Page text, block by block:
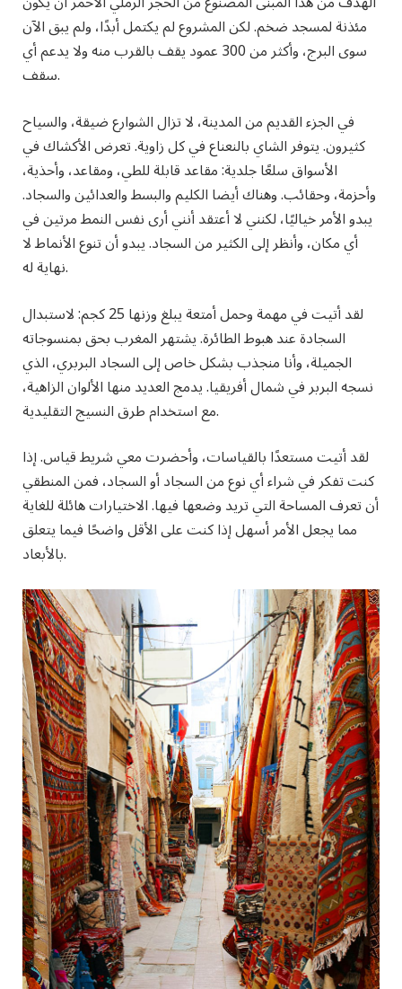
مئذنة لمسجد ضخم. لكن المشروع لم يكتمل أبدًا، ولم يبق الآن
سوى البرج، وأكثر من 300 عمود يقف بالقرب منه ولا يدعم أي
سقف.
في الجزء القديم من المدينة، لا تزال الشوارع ضيقة، والسياح
كثيرون. يتوفر الشاي بالنعناع في كل زاوية. تعرض الأكشاك في
الأسواق سلعًا جلدية: مقاعد قابلة للطي، ومقاعد، وأحذية،
وأحزمة، وحقائب. وهناك أيضا الكليم والبسط والعدائين والسجاد.
يبدو الأمر خياليًا، لكنني لا أعتقد أنني أرى نفس النمط مرتين في
أي مكان، وأنظر إلى الكثير من السجاد. يبدو أن تنوع الأنماط لا
نهاية له.
لقد أتيت في مهمة وحمل أمتعة يبلغ وزنها 25 كجم: لاستبدال
السجادة عند هبوط الطائرة. يشتهر المغرب بحق بمنسوجاته
الجميلة، وأنا منجذب بشكل خاص إلى السجاد البربري، الذي
نسجه البربر في شمال أفريقيا. يدمج العديد منها الألوان الزاهية،
مع استخدام طرق النسيج التقليدية.
لقد أتيت مستعدًا بالقياسات، وأحضرت معي شريط قياس. إذا
كنت تفكر في شراء أي نوع من السجاد أو السجاد، فمن المنطقي
أن تعرف المساحة التي تريد وضعها فيها. الاختيارات هائلة للغاية
مما يجعل الأمر أسهل إذا كنت على الأقل واضحًا فيما يتعلق
بالأبعاد.